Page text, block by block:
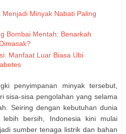
Minyak Nabati Paling
Bombai Mentah: Benarkah
Manfaat Luar Biasa Ubi
penyimpanan minyak tersebut,
sisa-sisa pengolahan yang selama
Seiring dengan kebutuhan dunia
bersih, Indonesia kini mulai
sumber tenaga listrik dan bahan